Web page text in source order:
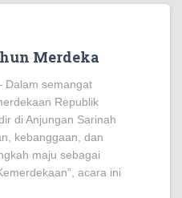
Merdeka
Dalam semangat
Republik
di Anjungan Sarinah
kebanggaan, dan
maju sebagai
acara ini